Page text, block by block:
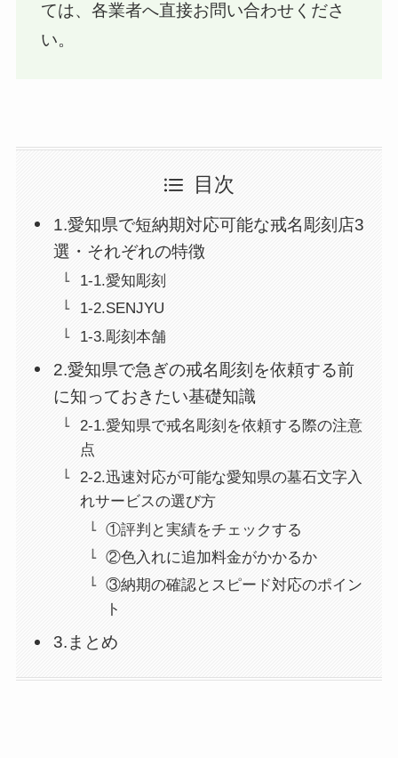
ては、各業者へ直接お問い合わせくださ
い。
目次
1.愛知県で短納期対応可能な戒名彫刻店3
選・それぞれの特徴
1-1.愛知彫刻
1-2.SENJYU
1-3.彫刻本舗
2.愛知県で急ぎの戒名彫刻を依頼する前
に知っておきたい基礎知識
2-1.愛知県で戒名彫刻を依頼する際の注意
点
2-2.迅速対応が可能な愛知県の墓石文字入
れサービスの選び方
①評判と実績をチェックする
②色入れに追加料金がかかるか
③納期の確認とスピード対応のポイン
ト
3.まとめ